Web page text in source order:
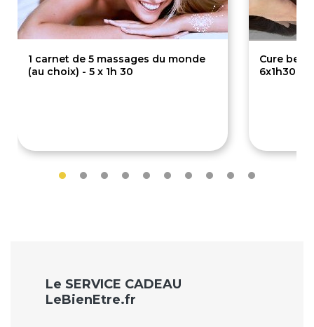
1 carnet de 5 massages du monde
(au choix) - 5 x 1h 30
Cure
6x1h30
Le SERVICE CADEAU
LeBienEtre.fr